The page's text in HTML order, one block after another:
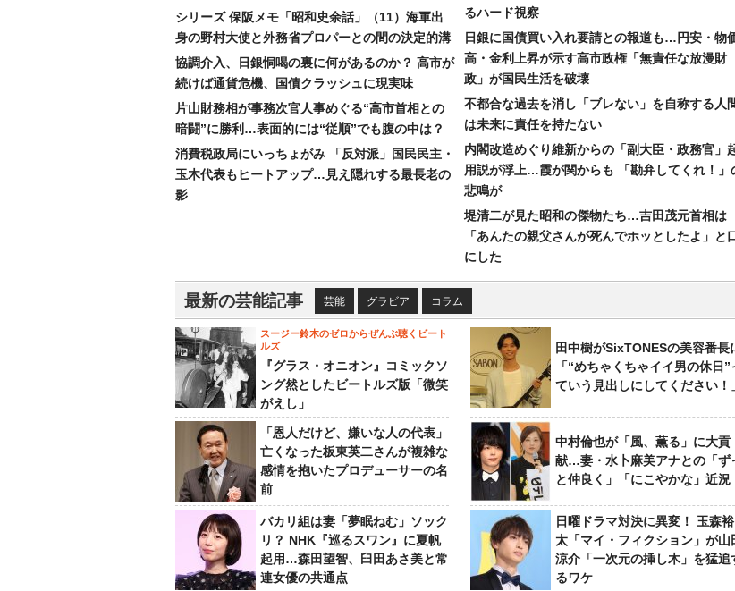
シリーズ 保阪メモ「昭和史余話」（11）海軍出
身の野村大使と外務省プロパーとの間の決定的溝
協調介入、日銀恫喝の裏に何があるのか？ 高市が
続けば通貨危機、国債クラッシュに現実味
片山財務相が事務次官人事めぐる“高市首相との
暗闘”に勝利…表面的には“従順”でも腹の中は？
消費税政局にいっちょがみ 「反対派」国民民主・
玉木代表もヒートアップ…見え隠れする最長老の
影
るハード視察
日銀に国債買い入れ要請との報道も…円安・物
高・金利上昇が示す高市政権「無責任な放漫財
政」が国民生活を破壊
不都合な過去を消し「ブレない」を自称する人
は未来に責任を持たない
内閣改造めぐり維新からの「副大臣・政務官」
用説が浮上…霞が関からも 「勘弁してくれ！」
悲鳴が
堤清二が見た昭和の傑物たち…吉田茂元首相は
「あんたの親父さんが死んでホッとしたよ」と
にした
最新の芸能記事 芸能 グラビア コラム
スージー鈴木のゼロからぜんぶ聴くビート
ルズ
『グラス・オニオン』コミックソ
ング然としたビートルズ版「微笑
がえし」
田中樹がSixTONESの美容番長
「“めちゃくちゃイイ男の休日”
ていう見出しにしてください！
「恩人だけど、嫌いな人の代表」
亡くなった板東英二さんが複雑な
感情を抱いたプロデューサーの名
前
中村倫也が「風、薫る」に大貢
献…妻・水卜麻美アナとの「ず
と仲良く」「にこやかな」近況
バカリ組は妻「夢眠ねむ」ソック
リ？ NHK『巡るスワン』に夏帆
起用…森田望智、臼田あさ美と常
連女優の共通点
日曜ドラマ対決に異変！ 玉森裕
太「マイ・フィクション」が山
涼介「一次元の挿し木」を猛追
るワケ